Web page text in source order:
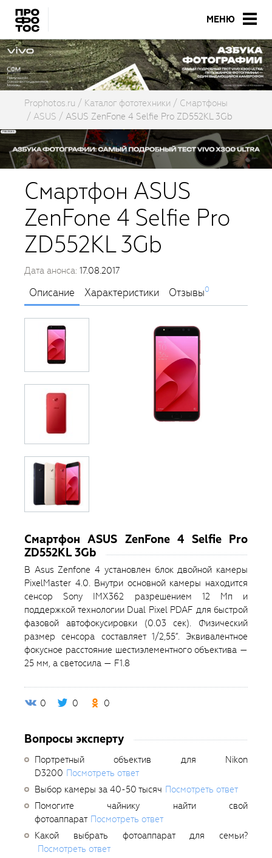
МЕНЮ
Prophotos.ru Каталог фототехники
Смартфоны
ASUS
ASUS ZenFone 4 Selfie Pro ZD552KL 3Gb
Смартфон ASUS
ZenFone 4 Selfie Pro
ZD552KL 3Gb
Дата анонса: 17.08.2017
Описание Характеристики Отзывы0
Смартфон ASUS ZenFone 4 Selfie Pro
ZD552KL 3Gb
В Asus Zenfone 4 установлен блок двойной камеры
PixelMaster 4.0. Внутри основной камеры находится
сенсор Sony IMX362 разрешением 12 Мп и
поддержкой технологии Dual Pixel PDAF для быстрой
фазовой автофокусировки (0.03 сек). Физический
размер сенсора составляет 1/2,55”. Эквивалентное
фокусное расстояние шестиэлементного объектива —
25 мм, а светосила — F1.8
0 0 0
Вопросы эксперту
Портретный объектив для Nikon
D3200 Посмотреть ответ
Выбор камеры за 40-50 тысяч Посмотреть ответ
Помогите чайнику найти свой
фотоаппарат Посмотреть ответ
Какой выбрать фотоаппарат для семьи?
Посмотреть ответ